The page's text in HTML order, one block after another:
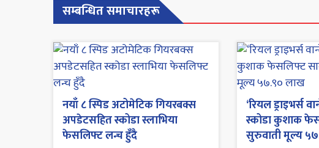
सम्बन्धित समाचारहरू
नयाँ ८ स्पिड अटोमेटिक गियरबक्स
अपडेटसहित स्कोडा स्लाभिया
फेसलिफ्ट लन्च हुँदै
‘रियल ड्राइभर्स
स्कोडा कुशाक
सुरुवाती मूल्य